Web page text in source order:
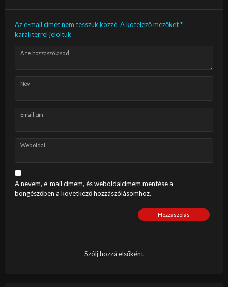
Az e-mail címet nem tesszük közzé. A kötelező mezőket*
karakterrel jelöltük
A te hozzászólásod
Név
Email cím
Weboldal
A nevem, e-mail címem, és weboldalcímem mentése a
böngészőben a következő hozzászólásomhoz.
Hozzászólás
Szólj hozzá elsőként